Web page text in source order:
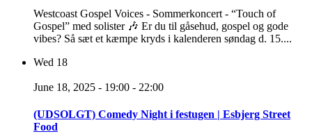
Westcoast Gospel Voices - Sommerkoncert - “Touch of
Gospel” med solister 🎶 Er du til gåsehud, gospel og gode
vibes? Så sæt et kæmpe kryds i kalenderen søndag d. 15....
Wed 18
June 18, 2025 - 19:00 - 22:00
(UDSOLGT) Comedy Night i festugen | Esbjerg Street
Food